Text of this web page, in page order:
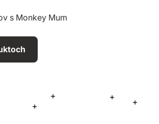
s Monkey Mum
Viac
informácií